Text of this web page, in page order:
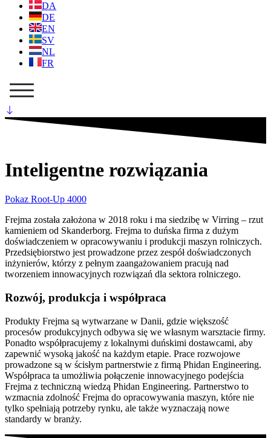
DA
DE
EN
SV
NL
FR
Inteligentne rozwiązania
Pokaz Root-Up 4000
Frejma została założona w 2018 roku i ma siedzibę w Virring – rzut
kamieniem od Skanderborg. Frejma to duńska firma z dużym
doświadczeniem w opracowywaniu i produkcji maszyn rolniczych.
Przedsiębiorstwo jest prowadzone przez zespół doświadczonych
inżynierów, którzy z pełnym zaangażowaniem pracują nad
tworzeniem innowacyjnych rozwiązań dla sektora rolniczego.
Rozwój, produkcja i współpraca
Produkty Frejma są wytwarzane w Danii, gdzie większość
procesów produkcyjnych odbywa się we własnym warsztacie firmy.
Ponadto współpracujemy z lokalnymi duńskimi dostawcami, aby
zapewnić wysoką jakość na każdym etapie. Prace rozwojowe
prowadzone są w ścisłym partnerstwie z firmą Phidan Engineering.
Współpraca ta umożliwia połączenie innowacyjnego podejścia
Frejma z techniczną wiedzą Phidan Engineering. Partnerstwo to
wzmacnia zdolność Frejma do opracowywania maszyn, które nie
tylko spełniają potrzeby rynku, ale także wyznaczają nowe
standardy w branży.